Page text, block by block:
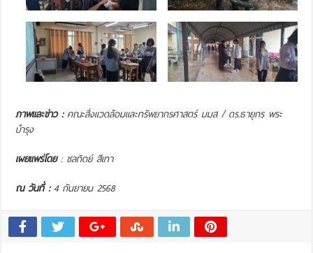
ภาพและข่าว :คณะสิ่งแวดล้อมและทรัพยากรศาสตร์ มมส / ดร.ธายุกร พระ
บำรุง
เผยแพร่โดย: ชลทิตย์ สีเทา
ณ วันที่ :4 กันยายน 2568